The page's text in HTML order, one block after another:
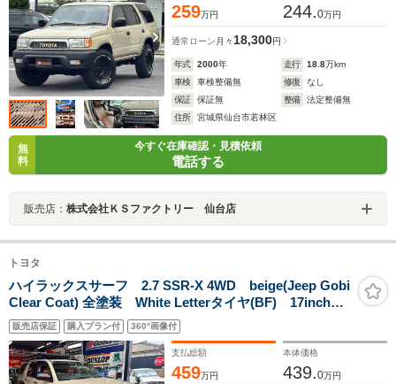
259万円 244.0万円
通常ローン 月々 18,300円
年式 2000年 走行 18.8万km
車検
車検整備無 修復
なし
保証
保証無 整備
法定整備無
住所
宮城県仙台市若林区
無
料
今すぐ在庫確認・見積依頼
電話する
販売店： 株式会社ＫＳファクトリー 仙台店
トヨタ
ハイラックスサーフ 2.7 SSR-X 4WD beige(Jeep Gobi
Clear Coat) 全塗装 White Letterタイヤ(BF) 17inchホ
イール(FJ) Roof Carrier(INNO) Rail Bar(YAKIMA)
11inchディスプレイオーディオ(ALPINE) バックカメ
ラ 2inchリフトUP Bull Barキット
販売店保証 購入プラン付 360°画像付
支払総額
459万円
本体価格
439.0万円